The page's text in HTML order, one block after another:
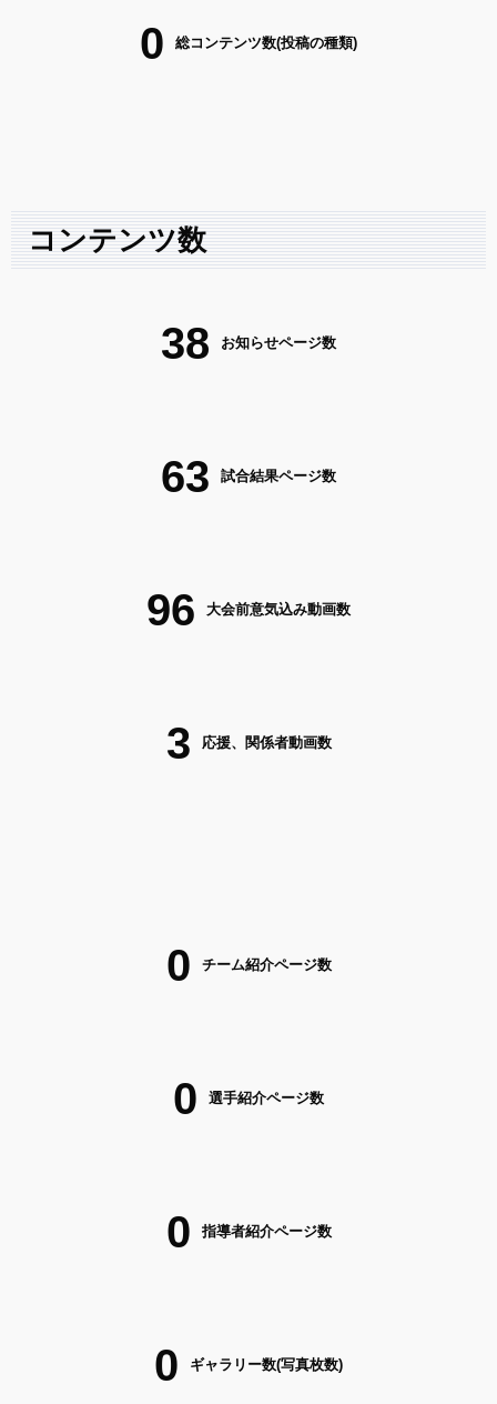
0 総コンテンツ数(投稿の種類)
コンテンツ数
38 お知らせページ数
63 試合結果ページ数
96 大会前意気込み動画数
3 応援、関係者動画数
0 チーム紹介ページ数
0 選手紹介ページ数
0 指導者紹介ページ数
0 ギャラリー数(写真枚数)